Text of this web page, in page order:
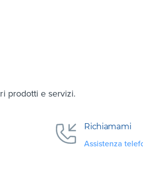
prodotti e servizi.
Richiamami
Assistenza